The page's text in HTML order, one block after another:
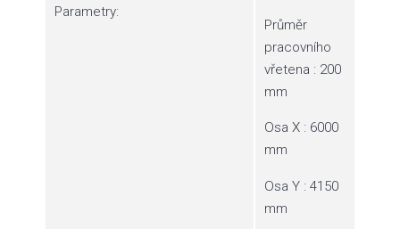
Parametry:
Průměr
pracovního
vřetena : 200
mm
Osa X : 6000
mm
Osa Y : 4150
mm